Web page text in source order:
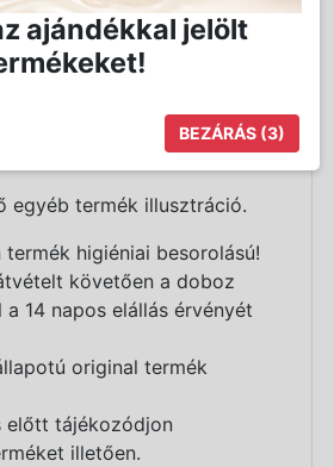
gyűrűjét neked találták
kedvenc hajnyíródat
A markolatra ráhúzva
mely tehermentesíti a kéz,
egyéb termék illusztráció.
termék higiéniai besorolású!
követően a doboz
14 napos elállás érvényét
original termék
előtt tájékozódjon
illetően.
ajándékkal jelölt
BEZÁRÁS (3)